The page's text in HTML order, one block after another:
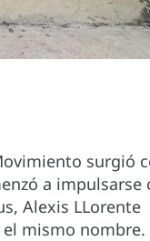
surgió
a impulsarse
Alexis LLorente
mismo nombre.